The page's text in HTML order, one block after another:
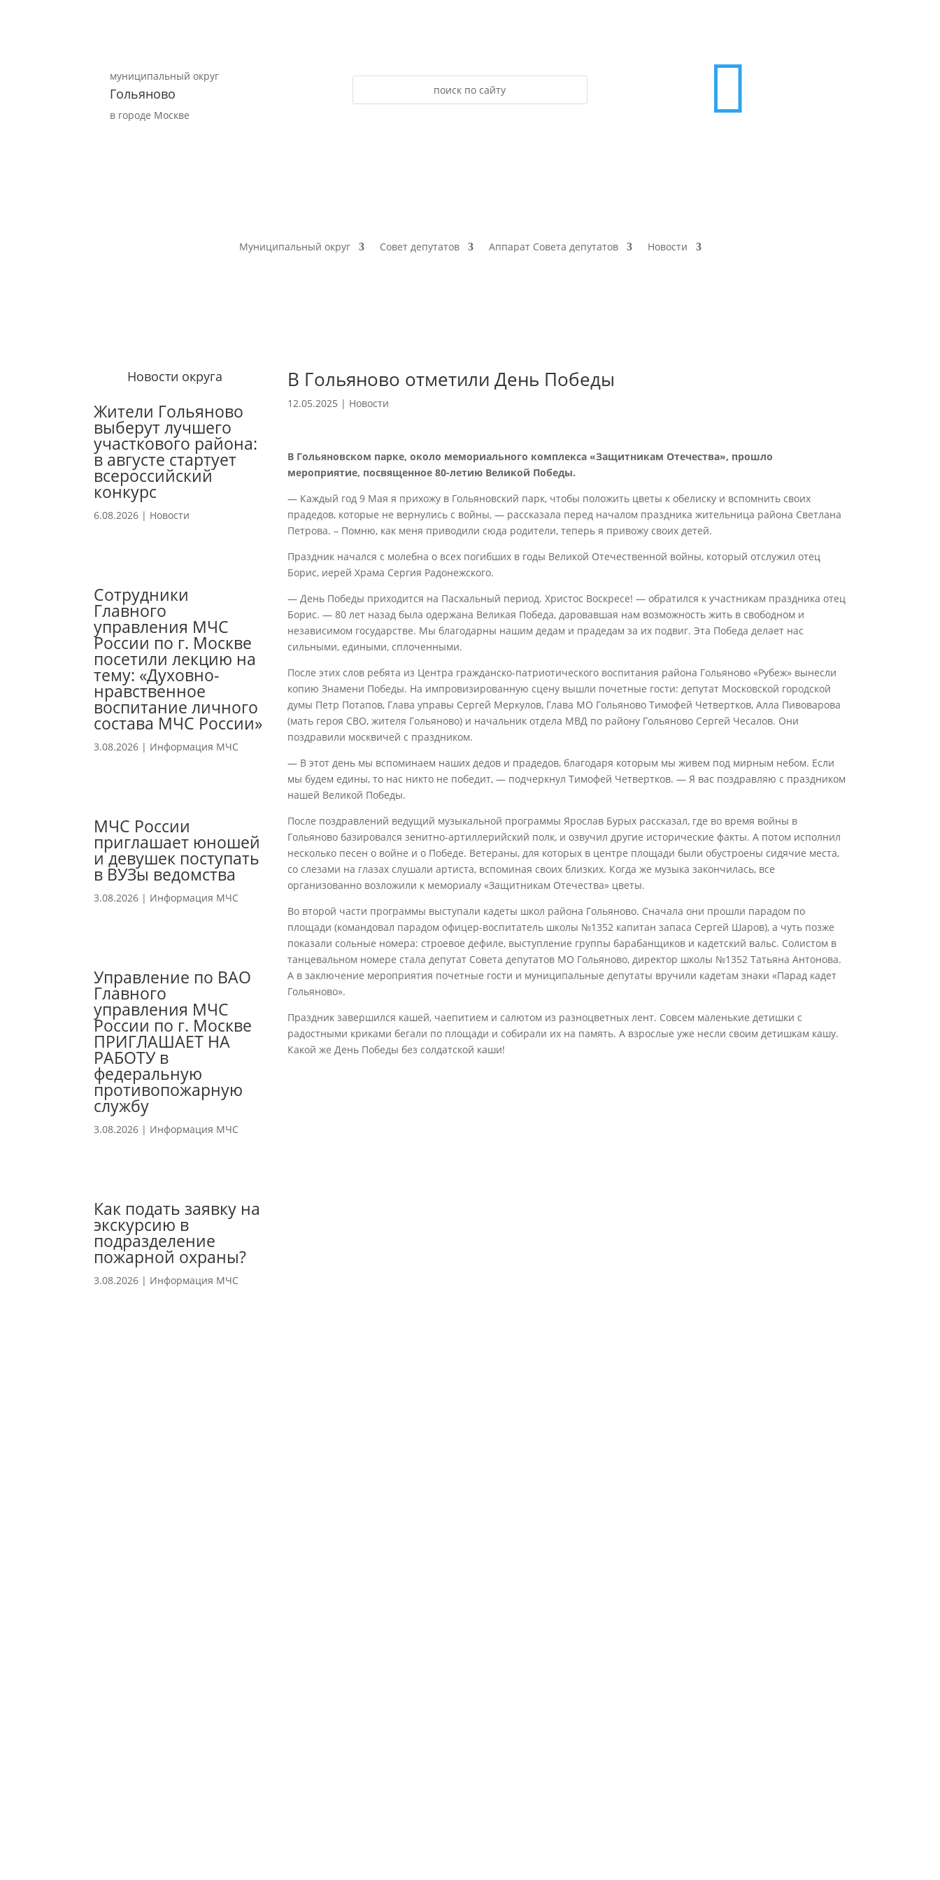
муниципальный округ
Гольяново
в городе Москве 
Муниципальный округ Совет депутатов Аппарат Совета депутатов Новости
Новости округа
Жители Гольяново
выберут лучшего
участкового района:
в августе стартует
всероссийский
конкурс
6.08.2026 | Новости
Сотрудники
Главного
управления МЧС
России по г. Москве
посетили лекцию на
тему: «Духовно-
нравственное
воспитание личного
состава МЧС России»
3.08.2026 | Информация МЧС
МЧС России
приглашает юношей
и девушек поступать
в ВУЗы ведомства
3.08.2026 | Информация МЧС
Управление по ВАО
Главного
управления МЧС
России по г. Москве
ПРИГЛАШАЕТ НА
РАБОТУ в
федеральную
противопожарную
службу
3.08.2026 | Информация МЧС
Как подать заявку на
экскурсию в
подразделение
пожарной охраны?
3.08.2026 | Информация МЧС
В Гольяново отметили День Победы
12.05.2025 | Новости
В Гольяновском парке, около мемориального комплекса «Защитникам Отечества», прошло
мероприятие, посвященное 80-летию Великой Победы.
— Каждый год 9 Мая я прихожу в Гольяновский парк, чтобы положить цветы к обелиску и вспомнить своих
прадедов, которые не вернулись с войны, — рассказала перед началом праздника жительница района Светлана
Петрова. – Помню, как меня приводили сюда родители, теперь я привожу своих детей.
Праздник начался с молебна о всех погибших в годы Великой Отечественной войны, который отслужил отец
Борис, иерей Храма Сергия Радонежского.
— День Победы приходится на Пасхальный период. Христос Воскресе! — обратился к участникам праздника отец
Борис. — 80 лет назад была одержана Великая Победа, даровавшая нам возможность жить в свободном и
независимом государстве. Мы благодарны нашим дедам и прадедам за их подвиг. Эта Победа делает нас
сильными, едиными, сплоченными.
После этих слов ребята из Центра гражданско-патриотического воспитания района Гольяново «Рубеж» вынесли
копию Знамени Победы. На импровизированную сцену вышли почетные гости: депутат Московской городской
думы Петр Потапов, Глава управы Сергей Меркулов, Глава МО Гольяново Тимофей Четвертков, Алла Пивоварова
(мать героя СВО, жителя Гольяново) и начальник отдела МВД по району Гольяново Сергей Чесалов. Они
поздравили москвичей с праздником.
— В этот день мы вспоминаем наших дедов и прадедов, благодаря которым мы живем под мирным небом. Если
мы будем едины, то нас никто не победит, — подчеркнул Тимофей Четвертков. — Я вас поздравляю с праздником
нашей Великой Победы.
После поздравлений ведущий музыкальной программы Ярослав Бурых рассказал, где во время войны в
Гольяново базировался зенитно-артиллерийский полк, и озвучил другие исторические факты. А потом исполнил
несколько песен о войне и о Победе. Ветераны, для которых в центре площади были обустроены сидячие места,
со слезами на глазах слушали артиста, вспоминая своих близких. Когда же музыка закончилась, все
организованно возложили к мемориалу «Защитникам Отечества» цветы.
Во второй части программы выступали кадеты школ района Гольяново. Сначала они прошли парадом по
площади (командовал парадом офицер-воспитатель школы №1352 капитан запаса Сергей Шаров), а чуть позже
показали сольные номера: строевое дефиле, выступление группы барабанщиков и кадетский вальс. Cолистом в
танцевальном номере стала депутат Совета депутатов МО Гольяново, директор школы №1352 Татьяна Антонова.
А в заключение мероприятия почетные гости и муниципальные депутаты вручили кадетам знаки «Парад кадет
Гольяново».
Праздник завершился кашей, чаепитием и салютом из разноцветных лент. Совсем маленькие детишки с
радостными криками бегали по площади и собирали их на память. А взрослые уже несли своим детишкам кашу.
Какой же День Победы без солдатской каши!